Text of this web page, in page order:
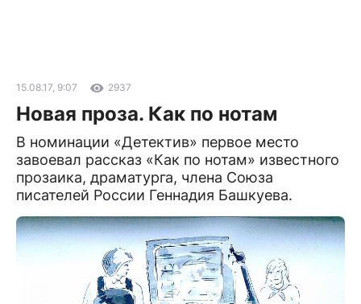
15.08.17, 9:07 2937
Новая проза. Как по нотам
В номинации «Детектив» первое место
завоевал рассказ «Как по нотам» известного
прозаика, драматурга, члена Союза
писателей России Геннадия Башкуева.